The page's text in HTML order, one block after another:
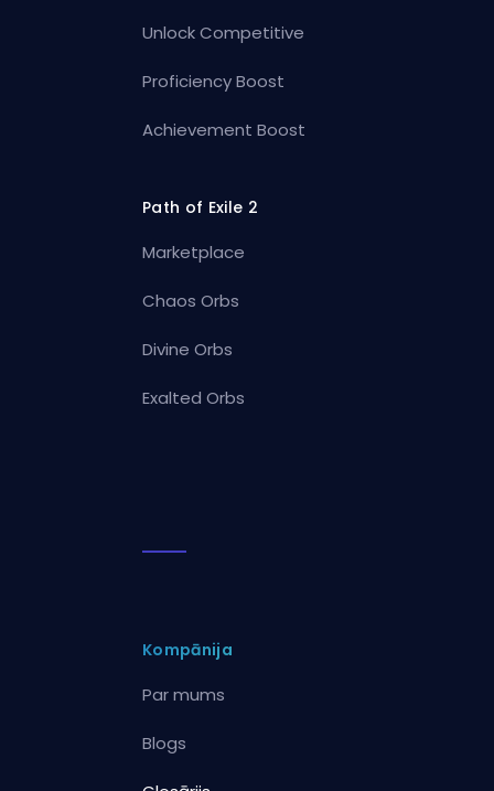
Unlock Competitive
Proficiency Boost
Achievement Boost
Path of Exile 2
Marketplace
Chaos Orbs
Divine Orbs
Exalted Orbs
Kompānija
Par mums
Blogs